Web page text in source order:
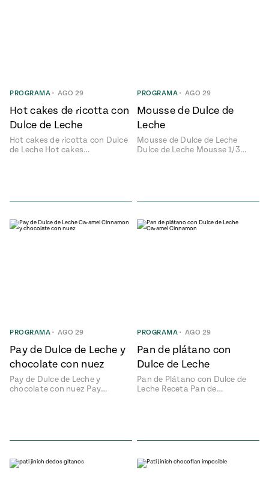
PROGRAMA • AGO 29
Hot cakes de ricotta con
Dulce de Leche
Hot cakes de ricotta con Dulce
de Leche Hot cakes…
PROGRAMA • AGO 29
Mousse de Dulce de
Leche
Mousse de Dulce de Leche
Dulce de Leche Mousse 1/3…
PROGRAMA • AGO 29
Pay de Dulce de Leche y
chocolate con nuez
Pay de Dulce de Leche y
chocolate con nuez Pay…
PROGRAMA • AGO 29
Pan de plátano con
Dulce de Leche
Pan de Plátano con Dulce de
Leche Receta Pan de…